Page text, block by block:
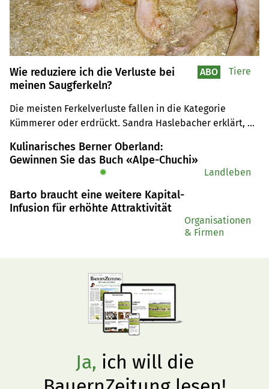
Wie reduziere ich die Verluste bei
meinen Saugferkeln?
Die meisten Ferkelverluste fallen in die Kategorie
Kümmerer oder erdrückt. Sandra Haslebacher erklärt,
werden kann und warum die Klauengesundheit der Sau
Schutz für die Ferkel bedeutet.
ABO Tiere
Kulinarisches Berner Oberland:
Gewinnen Sie das Buch «Alpe-Chuchi»
✹ Landleben
Barto braucht eine weitere Kapital-
Infusion für erhöhte Attraktivität
Organisationen
& Firmen
Ja, ich will die